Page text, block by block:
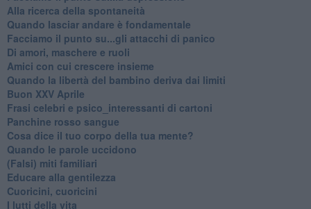
​Alla ricerca della spontaneità
​Quando lasciar andare è fondamentale
Facciamo il punto su...gli attacchi di panico
Di amori, maschere e ruoli
​Amici con cui crescere insieme
​Quando la libertà del bambino deriva dai limiti
Buon XXV Aprile
​Frasi celebri e psico_interessanti di cartoni
​Panchine rosso sangue
​Cosa dice il tuo corpo della tua mente?
​Quando le parole uccidono
​(Falsi) miti familiari
​Educare alla gentilezza
​Cuoricini, cuoricini
I lutti della vita